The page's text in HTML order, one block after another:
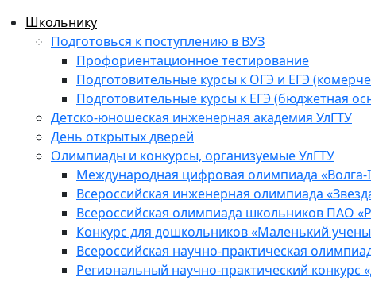
Школьнику
Подготовься к поступлению в ВУЗ
Профориентационное тестирование
Подготовительные курсы к ОГЭ и ЕГЭ
Подготовительные курсы к ЕГЭ (бюджетная
Детско-юношеская инженерная академия УлГТУ
День открытых дверей
Олимпиады и конкурсы, организуемые УлГТУ
Международная цифровая олимпиада «Волга-
Всероссийская инженерная олимпиада
Всероссийская олимпиада школьников ПАО
Конкурс для дошкольников «Маленький
Всероссийская научно-практическая
Региональный научно-практический